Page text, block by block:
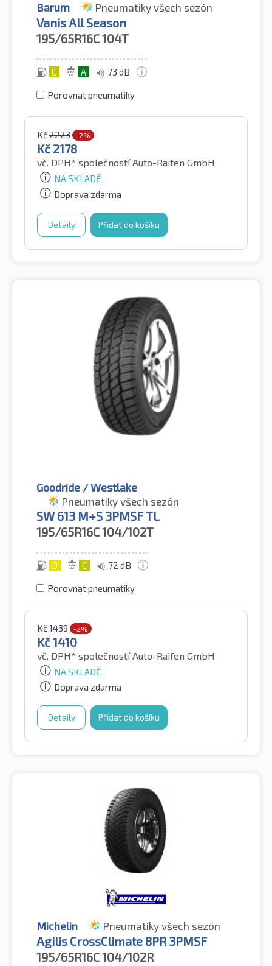
Barum Pneumatiky všech sezón
Vanis All Season
195/65R16C104T
C A 73 dB
Porovnat pneumatiky
Kč2223 -2%
Kč 2178
vč. DPH* společností Auto-Raifen GmbH
NA SKLADĚ
Doprava zdarma
Detaily Přidat do košíku
Goodride / Westlake
Pneumatiky všech sezón
SW 613 M+S 3PMSF TL
195/65R16C104/102T
D C 72 dB
Porovnat pneumatiky
Kč1439 -2%
Kč1410
vč. DPH* společností Auto-Raifen GmbH
NA SKLADĚ
Doprava zdarma
Detaily Přidat do košíku
Michelin Pneumatiky všech sezón
Agilis CrossClimate 8PR 3PMSF
195/65R16C104/102R